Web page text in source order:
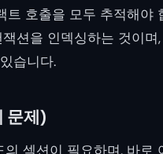
호출을 모두 추적해야
션을 인덱싱하는 것이
습니다.
문제)
섹션이 필요하며, 바로